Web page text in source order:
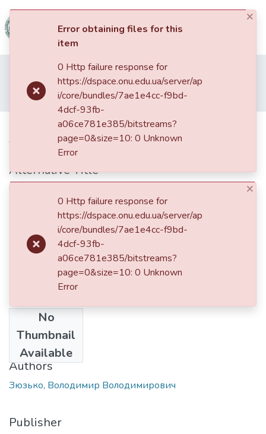
Communities
Collections
All of DSpace
01. Кваліфікаційні випускні роботи здобувачів вищої освіти
Факультет міжнародних відносин, політології та соціології
Магістри ФМВПС
Посткомуністичний транзит в Україні: генеза та сучасний стан
Посткомуністичний транзит в
Україні: генеза та сучасний стан
Alternative Title
Post-communist transit in Ukraine: genesis and current state
No
Thumbnail
Available
2023
Authors
Зюзько, Володимир Володимирович
Publisher
×
Error obtaining files for this
item
0 Http failure response for
https://dspace.onu.edu.ua/server/ap
i/core/bundles/7ae1e4cc-f9bd-
4dcf-93fb-
a06ce781e385/bitstreams?
page=0&size=10: 0 Unknown
Error
0 Http failure response for
https://dspace.onu.edu.ua/server/ap
i/core/bundles/7ae1e4cc-f9bd-
4dcf-93fb-
a06ce781e385/bitstreams?
page=0&size=10: 0 Unknown
Error